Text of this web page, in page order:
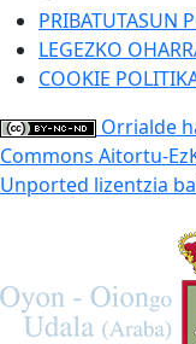
PRIBATUTASUN
LEGEZKO
COOKIE
Orrialde
Commons Aitortu-
Unported lizentzia